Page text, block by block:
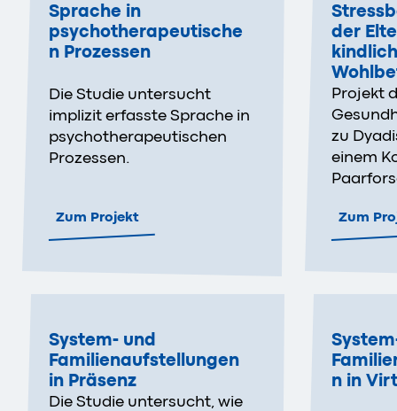
Sprache in
psychotherapeutische
n Prozessen
Die Studie untersucht
implizit erfasste Sprache in
psychotherapeutischen
Prozessen.
Zum Projekt
der
Projekt
zu
einem
Zum
System- und
Familienaufstellungen
in Präsenz
Die Studie untersucht, wie
n in